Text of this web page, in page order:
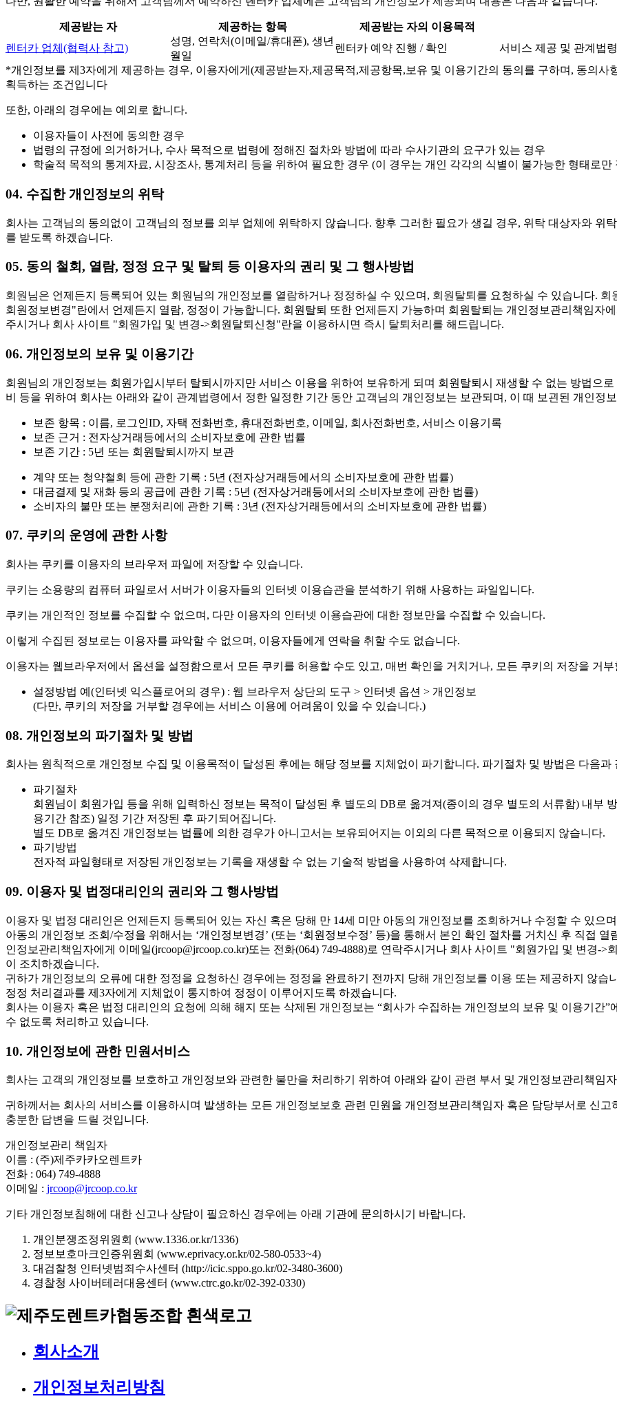
제공받는 자 제공하는 항목 제공받는 자의 이용목적
렌터카 업체(협력사 참고)
성명, 연락처(이메일/휴대폰), 생년
월일
렌터카 예약 진행 / 확인
서비스 제공 및 관계법
*개인정보를 제3자에게 제공하는 경우, 이용자에게(제공받는자,제공목적,제공항목,보유 및 이용기간의 동의를 구하며, 동의사
획득하는 조건입니다
또한, 아래의 경우에는 예외로 합니다.
이용자들이 사전에 동의한 경우
법령의 규정에 의거하거나, 수사 목적으로 법령에 정해진 절차와 방법에 따라 수사기관의 요구가 있는 경우
학술적 목적의 통계자료, 시장조사, 통계처리 등을 위하여 필요한 경우 (이 경우는 개인 각각의 식별이 불가능한 형태로
04. 수집한 개인정보의 위탁
회사는 고객님의 동의없이 고객님의 정보를 외부 업체에 위탁하지 않습니다. 향후 그러한 필요가 생길 경우, 위탁 대상자와 위
를 받도록 하겠습니다.
05. 동의 철회, 열람, 정정 요구 및 탈퇴 등 이용자의 권리 및 그 행사방법
회원님은 언제든지 등록되어 있는 회원님의 개인정보를 열람하거나 정정하실 수 있으며, 회원탈퇴를 요청하실 수 있습니다.
회원정보변경"란에서 언제든지 열람, 정정이 가능합니다. 회원탈퇴 또한 언제든지 가능하며 회원탈퇴는 개인정보관리책임자에
주시거나 회사 사이트 "회원가입 및 변경->회원탈퇴신청"란을 이용하시면 즉시 탈퇴처리를 해드립니다.
06. 개인정보의 보유 및 이용기간
회원님의 개인정보는 회원가입시부터 탈퇴시까지만 서비스 이용을 위하여 보유하게 되며 회원탈퇴시 재생할 수 없는 방법으
비 등을 위하여 회사는 아래와 같이 관계법령에서 정한 일정한 기간 동안 고객님의 개인정보는 보관되며, 이 때 보괸된 개인정
보존 항목 : 이름, 로그인ID, 자택 전화번호, 휴대전화번호, 이메일, 회사전화번호, 서비스 이용기록
보존 근거 : 전자상거래등에서의 소비자보호에 관한 법률
보존 기간 : 5년 또는 회원탈퇴시까지 보관
계약 또는 청약철회 등에 관한 기록 : 5년 (전자상거래등에서의 소비자보호에 관한 법률)
대금결제 및 재화 등의 공급에 관한 기록 : 5년 (전자상거래등에서의 소비자보호에 관한 법률)
소비자의 불만 또는 분쟁처리에 관한 기록 : 3년 (전자상거래등에서의 소비자보호에 관한 법률)
07. 쿠키의 운영에 관한 사항
회사는 쿠키를 이용자의 브라우저 파일에 저장할 수 있습니다.
쿠키는 소용량의 컴퓨터 파일로서 서버가 이용자들의 인터넷 이용습관을 분석하기 위해 사용하는 파일입니다.
쿠키는 개인적인 정보를 수집할 수 없으며, 다만 이용자의 인터넷 이용습관에 대한 정보만을 수집할 수 있습니다.
이렇게 수집된 정보로는 이용자를 파악할 수 없으며, 이용자들에게 연락을 취할 수도 없습니다.
이용자는 웹브라우저에서 옵션을 설정함으로서 모든 쿠키를 허용할 수도 있고, 매번 확인을 거치거나, 모든 쿠키의 저장을 거
설정방법 예(인터넷 익스플로어의 경우) : 웹 브라우저 상단의 도구 > 인터넷 옵션 > 개인정보
(다만, 쿠키의 저장을 거부할 경우에는 서비스 이용에 어려움이 있을 수 있습니다.)
08. 개인정보의 파기절차 및 방법
회사는 원칙적으로 개인정보 수집 및 이용목적이 달성된 후에는 해당 정보를 지체없이 파기합니다. 파기절차 및 방법은 다음과
파기절차
회원님이 회원가입 등을 위해 입력하신 정보는 목적이 달성된 후 별도의 DB로 옮겨져(종이의 경우 별도의 서류함) 내부
용기간 참조) 일정 기간 저장된 후 파기되어집니다.
별도 DB로 옮겨진 개인정보는 법률에 의한 경우가 아니고서는 보유되어지는 이외의 다른 목적으로 이용되지 않습니다.
파기방법
전자적 파일형태로 저장된 개인정보는 기록을 재생할 수 없는 기술적 방법을 사용하여 삭제합니다.
09. 이용자 및 법정대리인의 권리와 그 행사방법
이용자 및 법정 대리인은 언제든지 등록되어 있는 자신 혹은 당해 만 14세 미만 아동의 개인정보를 조회하거나 수정할 수 있으
아동의 개인정보 조회/수정을 위해서는 ‘개인정보변경’ (또는 ‘회원정보수정’ 등)을 통해서 본인 확인 절차를 거치신 후 직접
인정보관리책임자에게 이메일(jrcoop@jrcoop.co.kr)또는 전화(064) 749-4888)로 연락주시거나 회사 사이트 "회원가입 및 변경-
이 조치하겠습니다.
귀하가 개인정보의 오류에 대한 정정을 요청하신 경우에는 정정을 완료하기 전까지 당해 개인정보를 이용 또는 제공하지 않
정정 처리결과를 제3자에게 지체없이 통지하여 정정이 이루어지도록 하겠습니다.
회사는 이용자 혹은 법정 대리인의 요청에 의해 해지 또는 삭제된 개인정보는 “회사가 수집하는 개인정보의 보유 및 이용기간
수 없도록 처리하고 있습니다.
10. 개인정보에 관한 민원서비스
회사는 고객의 개인정보를 보호하고 개인정보와 관련한 불만을 처리하기 위하여 아래와 같이 관련 부서 및 개인정보관리책임
귀하께서는 회사의 서비스를 이용하시며 발생하는 모든 개인정보보호 관련 민원을 개인정보관리책임자 혹은 담당부서로 신
충분한 답변을 드릴 것입니다.
개인정보관리 책임자
이름 : (주)제주카카오렌트카
전화 : 064) 749-4888
이메일 : jrcoop@jrcoop.co.kr
기타 개인정보침해에 대한 신고나 상담이 필요하신 경우에는 아래 기관에 문의하시기 바랍니다.
개인분쟁조정위원회 (www.1336.or.kr/1336)
정보보호마크인증위원회 (www.eprivacy.or.kr/02-580-0533~4)
대검찰청 인터넷범죄수사센터 (http://icic.sppo.go.kr/02-3480-3600)
경찰청 사이버테러대응센터 (www.ctrc.go.kr/02-392-0330)
회사소개
개인정보처리방침